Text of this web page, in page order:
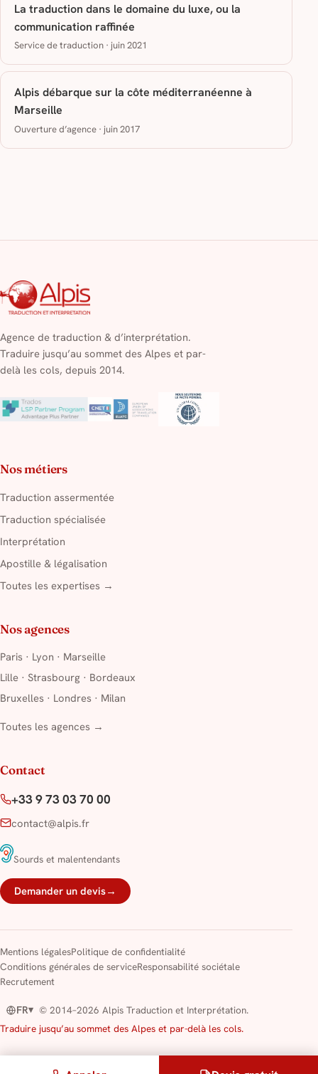
La traduction dans le domaine du luxe, ou la
communication raffinée
Service de traduction · juin 2021
Alpis débarque sur la côte méditerranéenne à
Marseille
Ouverture d’agence · juin 2017
Agence de traduction & d’interprétation.
Traduire jusqu’au sommet des Alpes et par-
delà les cols, depuis 2014.
Nos métiers
Traduction assermentée
Traduction spécialisée
Interprétation
Apostille & légalisation
Toutes les expertises →
Nos agences
Paris · Lyon · Marseille
Lille · Strasbourg · Bordeaux
Bruxelles · Londres · Milan
Toutes les agences →
Contact
+33 9 73 03 70 00
contact@alpis.fr
Sourds et malentendants
Demander un devis→
Mentions légalesPolitique de confidentialité
Conditions générales de serviceResponsabilité sociétale
Recrutement
FR▾ © 2014–2026 Alpis Traduction et Interprétation.
Traduire jusqu’au sommet des Alpes et par-delà les cols.